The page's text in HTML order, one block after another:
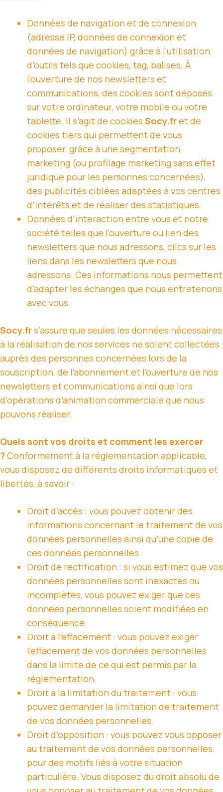
Données de navigation et de connexion
(adresse IP, données de connexion et
données de navigation) grâce à l’utilisation
d’outils tels que cookies, tag, balises. À
l’ouverture de nos newsletters et
communications, des cookies sont déposés
sur votre ordinateur, votre mobile ou votre
tablette. Il s’agit de cookies Socy.fret de
cookies tiers qui permettent de vous
proposer, grâce à une segmentation
marketing (ou profilage marketing sans effet
juridique pour les personnes concernées),
des publicités ciblées adaptées à vos centres
d’intérêts et de réaliser des statistiques.
Données d’interaction entre vous et notre
société telles que l’ouverture ou lien des
newsletters que nous adressons, clics sur les
liens dans les newsletters que nous
adressons. Ces informations nous permettent
d’adapter les échanges que nous entretenons
avec vous.
Socy.frs’assure que seules les données nécessaires
à la réalisation de nos services ne soient collectées
auprès des personnes concernées lors de la
souscription, de l’abonnement et l’ouverture de nos
newsletters et communications ainsi que lors
d’opérations d’animation commerciale que nous
pouvons réaliser.
Quels sont vos droits et comment les exercer
?Conformément à la réglementation applicable,
vous disposez de différents droits informatiques et
libertés, à savoir :
Droit d’accès : vous pouvez obtenir des
informations concernant le traitement de vos
données personnelles ainsi qu’une copie de
ces données personnelles.
Droit de rectification : si vous estimez que vos
données personnelles sont inexactes ou
incomplètes, vous pouvez exiger que ces
données personnelles soient modifiées en
conséquence.
Droit à l’effacement : vous pouvez exiger
l’effacement de vos données personnelles
dans la limite de ce qui est permis par la
réglementation.
Droit à la limitation du traitement : vous
pouvez demander la limitation de traitement
de vos données personnelles.
Droit d’opposition : vous pouvez vous opposer
au traitement de vos données personnelles,
pour des motifs liés à votre situation
particulière. Vous disposez du droit absolu de